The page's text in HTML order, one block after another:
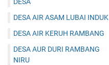
DESA
DESA AIR ASAM LUBAI INDUK
DESA AIR KERUH RAMBANG
DESA AUR DURI RAMBANG
NIRU